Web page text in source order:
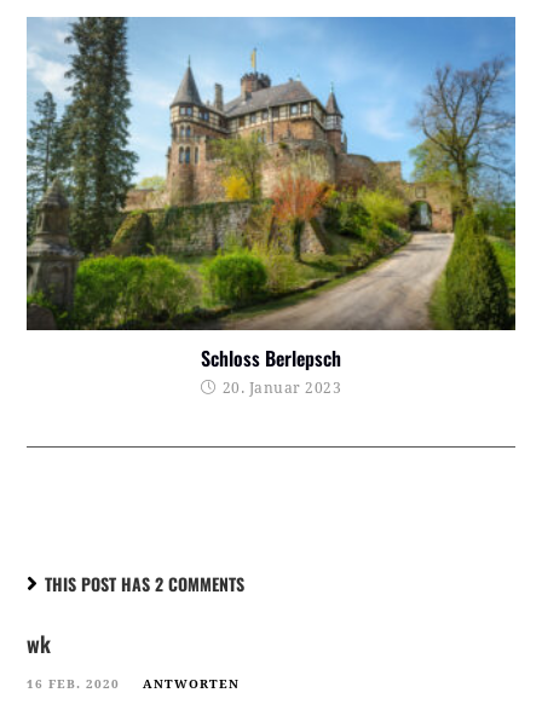
Schloss Berlepsch
20. Januar 2023
THIS POST HAS 2 COMMENTS
wk
16 FEB. 2020 ANTWORTEN